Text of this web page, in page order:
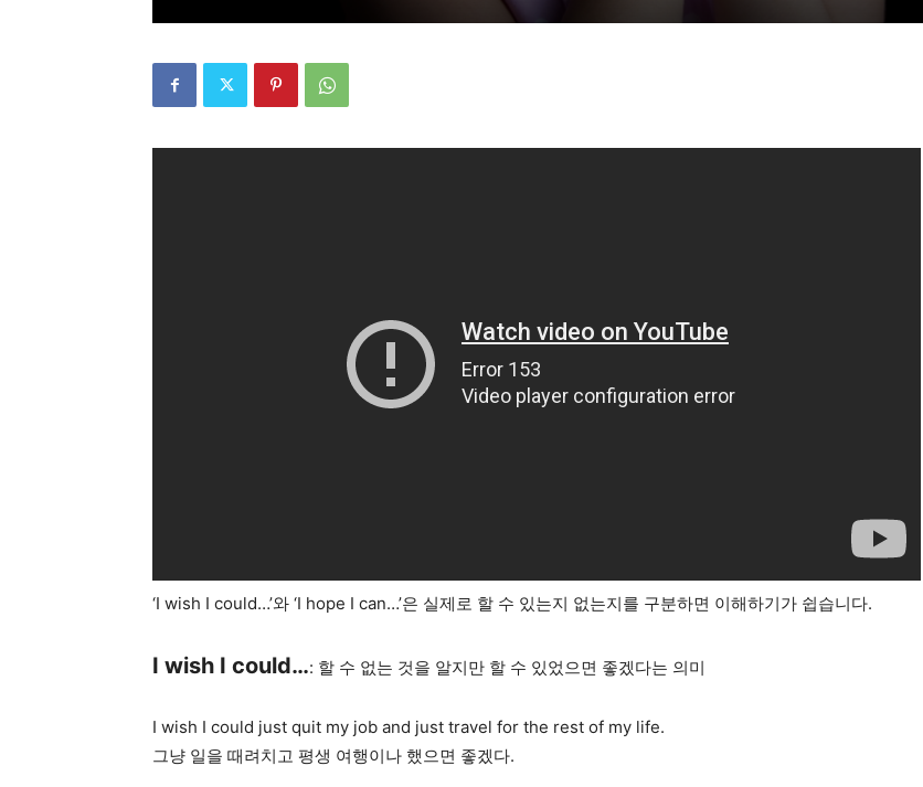
‘I wish I could…’와 ‘I hope I can…’은 실제로 할 수 있는지 없는지를 구분하면 이해하기가 쉽습니다.
I wish I could…: 할 수 없는 것을 알지만 할 수 있었으면 좋겠다는 의미
I wish I could just quit my job and just travel for the rest of my life.
그냥 일을 때려치고 평생 여행이나 했으면 좋겠다.